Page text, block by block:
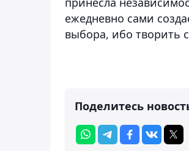
ежедневно сами
выбора, ибо творить
Поделитесь